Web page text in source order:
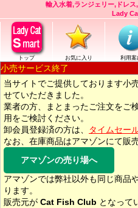
輸入水着,ランジェリー,ドレ
Lady
トップ お気に入り 利用案
小売サービス終了
当サイトでご提供しております小
せていただきました。
業者の方、まとまったご注文をご
用をご検討ください。
卸会員登録済の方は、
タイムセー
なお、在庫商品はアマゾンにて販
アマゾンの売り場へ
アマゾンでは弊社以外も同じ商品
ります。
販売元が Cat Fish Club となって